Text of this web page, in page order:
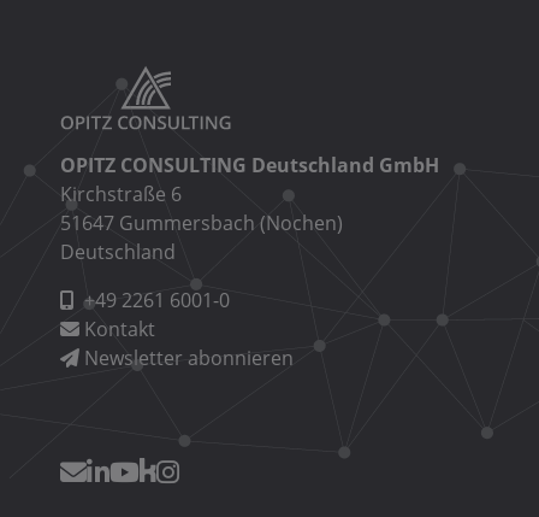
OPITZ CONSULTING Deutschland GmbH
Kirchstraße 6
51647 Gummersbach (Nochen)
Deutschland
+49 2261 6001-0
Kontakt
Newsletter abonnieren